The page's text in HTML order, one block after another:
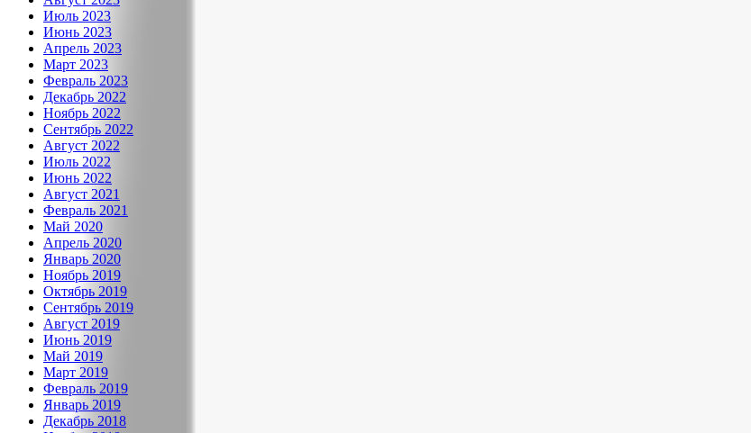
Июль 2023
Июнь 2023
Апрель 2023
Март 2023
Февраль 2023
Декабрь 2022
Ноябрь 2022
Сентябрь 2022
Август 2022
Июль 2022
Июнь 2022
Август 2021
Февраль 2021
Май 2020
Апрель 2020
Январь 2020
Ноябрь 2019
Октябрь 2019
Сентябрь 2019
Август 2019
Июнь 2019
Май 2019
Март 2019
Февраль 2019
Январь 2019
Декабрь 2018